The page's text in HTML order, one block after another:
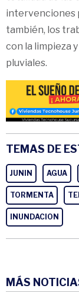
intervenciones
también, los
con la limpieza
pluviales.
TEMAS DE
JUNIN AGUA
TORMENTA
INUNDACION
MÁS